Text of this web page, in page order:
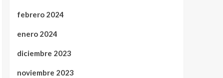
febrero 2024
enero 2024
diciembre 2023
noviembre 2023